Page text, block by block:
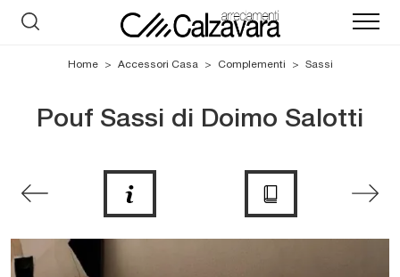
Home > Accessori Casa > Complementi > Sassi
Pouf Sassi di Doimo Salotti